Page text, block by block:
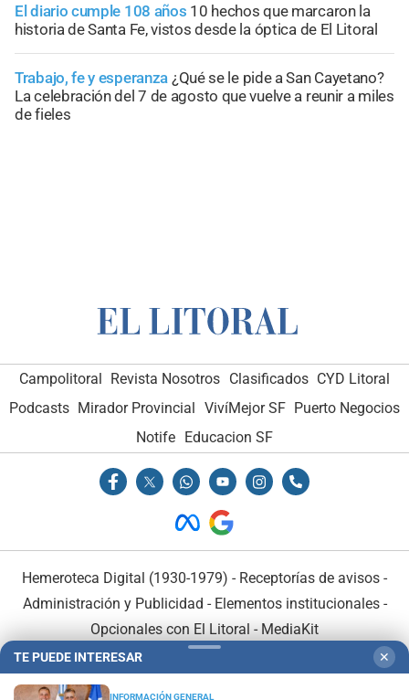
El diario cumple 108 años 10 hechos que marcaron la
historia de Santa Fe, vistos desde la óptica de El Litoral
Trabajo, fe y esperanza ¿Qué se le pide a San Cayetano?
La celebración del 7 de agosto que vuelve a reunir a miles
de fieles
Campolitoral Revista Nosotros Clasificados CYD Litoral
Podcasts Mirador Provincial VivíMejor SF Puerto Negocios
Notife Educacion SF
Hemeroteca Digital (1930-1979) - Receptorías de avisos -
Administración y Publicidad - Elementos institucionales-
Opcionales con El Litoral - MediaKit
TE PUEDE INTERESAR ✕
INFORMACIÓN GENERAL